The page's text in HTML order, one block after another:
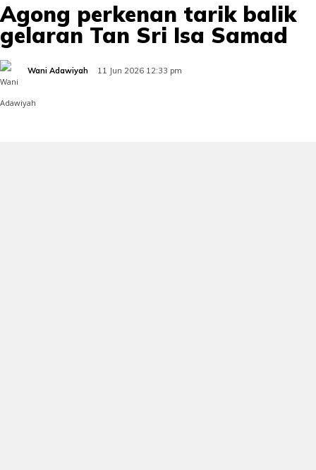
Agong perkenan tarik balik
gelaran Tan Sri Isa Samad
Wani Adawiyah 11 Jun 2026 12:33 pm